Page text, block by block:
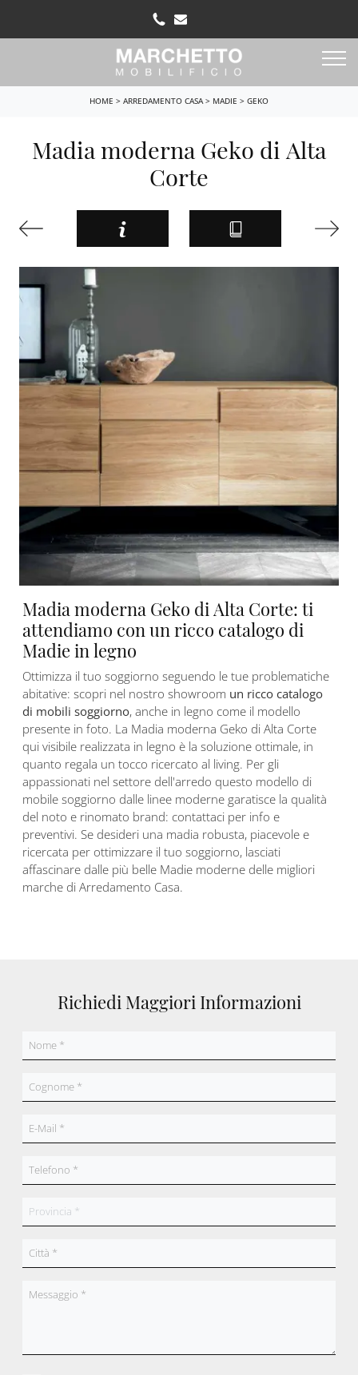
HOME > ARREDAMENTO CASA> MADIE > GEKO
Madia moderna Geko di Alta
Corte
Madia moderna Geko di Alta Corte: ti
attendiamo con un ricco catalogo di
Madie in legno
Ottimizza il tuo soggiorno seguendo le tue problematiche
abitative: scopri nel nostro showroom un ricco catalogo
di mobili soggiorno, anche in legno come il modello
presente in foto. La Madia moderna Geko di Alta Corte
qui visibile realizzata in legno è la soluzione ottimale, in
quanto regala un tocco ricercato al living. Per gli
appassionati nel settore dell'arredo questo modello di
mobile soggiorno dalle linee moderne garatisce la qualità
del noto e rinomato brand: contattaci per info e
preventivi. Se desideri una madia robusta, piacevole e
ricercata per ottimizzare il tuo soggiorno, lasciati
affascinare dalle più belle Madie moderne delle migliori
marche di Arredamento Casa.
Richiedi Maggiori Informazioni